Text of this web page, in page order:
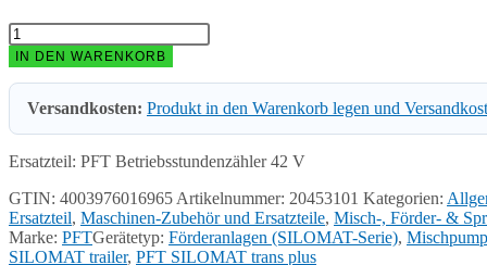
PFT
Betriebsstundenzähler
42
V
20453101
Menge
IN DEN WARENKORB
Versandkosten: Produkt in den Warenkorb legen und
Ersatzteil: PFT Betriebsstundenzähler 42 V
GTIN: 4003976016965 Artikelnummer: 20453101 Kategorien:
Ersatzteil, Maschinen-Zubehör und Ersatzteile, Misch-, Förder- &
Marke: PFTGerätetyp: Förderanlagen (SILOMAT-Serie),
SILOMAT trailer, PFT SILOMAT trans plus